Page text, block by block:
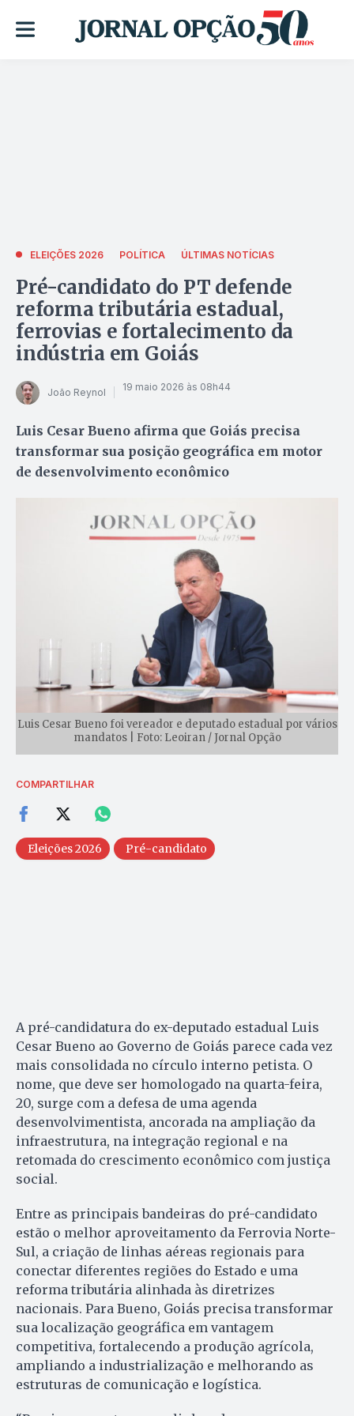
ELEIÇÕES 2026 POLÍTICA ÚLTIMAS NOTÍCIAS
Pré-candidato do PT defende
reforma tributária estadual,
ferrovias e fortalecimento da
indústria em Goiás
João Reynol 19 maio 2026 às 08h44
Luis Cesar Bueno afirma que Goiás precisa
transformar sua posição geográfica em motor
de desenvolvimento econômico
Luis Cesar Bueno foi vereador e deputado estadual por vários
mandatos | Foto: Leoiran / Jornal Opção
COMPARTILHAR
Eleições 2026 Pré-candidato
A pré-candidatura do ex-deputado estadual Luis
Cesar Bueno ao Governo de Goiás parece cada vez
mais consolidada no círculo interno petista. O
nome, que deve ser homologado na quarta-feira,
20, surge com a defesa de uma agenda
desenvolvimentista, ancorada na ampliação da
infraestrutura, na integração regional e na
retomada do crescimento econômico com justiça
social.
Entre as principais bandeiras do pré-candidato
estão o melhor aproveitamento da Ferrovia Norte-
Sul, a criação de linhas aéreas regionais para
conectar diferentes regiões do Estado e uma
reforma tributária alinhada às diretrizes
nacionais. Para Bueno, Goiás precisa transformar
sua localização geográfica em vantagem
competitiva, fortalecendo a produção agrícola,
ampliando a industrialização e melhorando as
estruturas de comunicação e logística.